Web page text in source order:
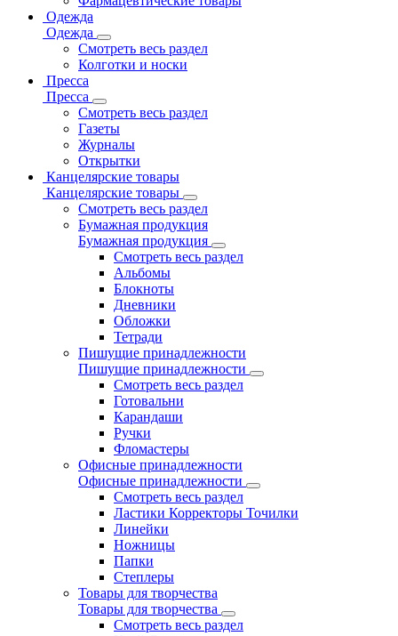
Одежда
Одежда
Смотреть весь раздел
Колготки и носки
Пресса
Пресса
Смотреть весь раздел
Газеты
Журналы
Открытки
Канцелярские товары
Канцелярские товары
Смотреть весь раздел
Бумажная продукция
Бумажная продукция
Смотреть весь раздел
Альбомы
Блокноты
Дневники
Обложки
Тетради
Пишущие принадлежности
Пишущие принадлежности
Смотреть весь раздел
Готовальни
Карандаши
Ручки
Фломастеры
Офисные принадлежности
Офисные принадлежности
Смотреть весь раздел
Ластики Корректоры Точилки
Линейки
Ножницы
Папки
Степлеры
Товары для творчества
Товары для творчества
Смотреть весь раздел